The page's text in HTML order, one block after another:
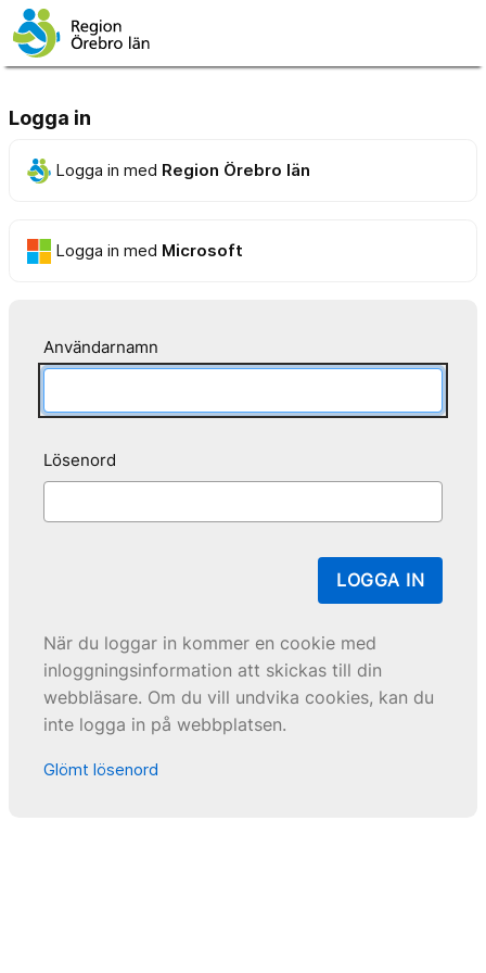
Logga in
Logga in med Region Örebro län
Logga in med Microsoft
Användarnamn
Lösenord
LOGGA IN
När du loggar in kommer en cookie med
inloggningsinformation att skickas till din
webbläsare. Om du vill undvika cookies, kan du
inte logga in på webbplatsen.
Glömt lösenord